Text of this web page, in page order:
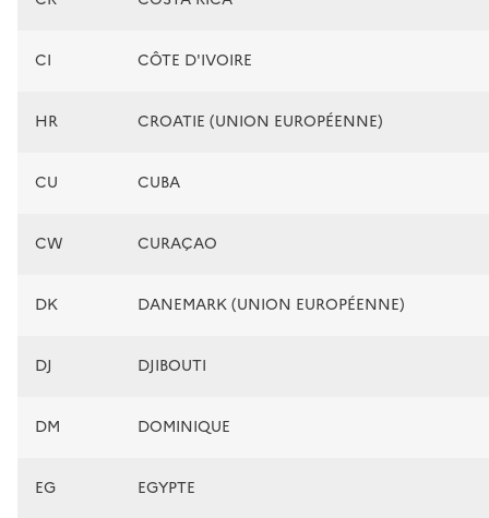
CI CÔTE D'IVOIRE
HR CROATIE (UNION EUROPÉENNE)
CU CUBA
CW CURAÇAO
DK DANEMARK (UNION EUROPÉENNE)
DJ DJIBOUTI
DM DOMINIQUE
EG EGYPTE